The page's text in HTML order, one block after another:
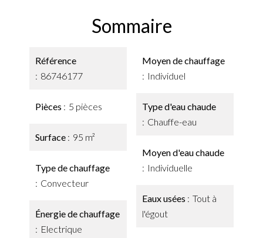
Sommaire
Référence
86746177
Pièces 5 pièces
Surface 95 m²
Type de chauffage
Convecteur
Énergie de chauffage
Electrique
Moyen de chauffage
Individuel
Type d'eau chaude
Chauffe-eau
Moyen d'eau chaude
Individuelle
Eaux usées
Tout à
l'égout